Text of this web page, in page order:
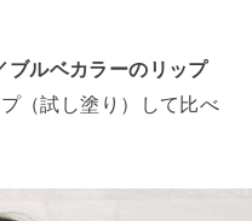
ブルベカラーのリップ
（試し塗り）して比べ